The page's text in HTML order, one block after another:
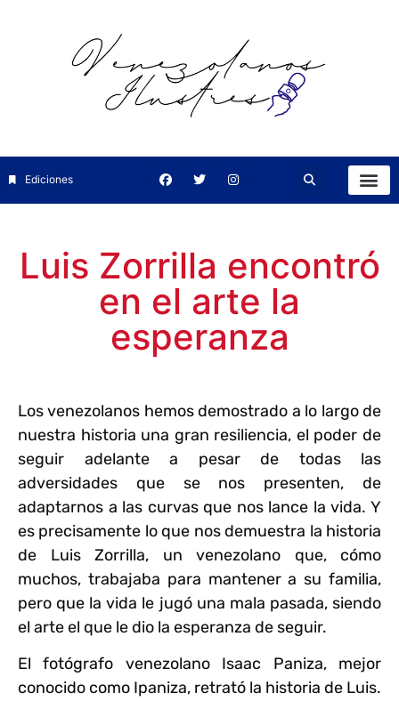
Ediciones
Luis Zorrilla encontró
en el arte la
esperanza
Los venezolanos hemos demostrado a lo largo de
nuestra historia una gran resiliencia, el poder de
seguir adelante a pesar de todas las
adversidades que se nos presenten, de
adaptarnos a las curvas que nos lance la vida. Y
es precisamente lo que nos demuestra la historia
de Luis Zorrilla, un venezolano que, cómo
muchos, trabajaba para mantener a su familia,
pero que la vida le jugó una mala pasada, siendo
el arte el que le dio la esperanza de seguir.
El fotógrafo venezolano Isaac Paniza, mejor
conocido como Ipaniza, retrató la historia de Luis.